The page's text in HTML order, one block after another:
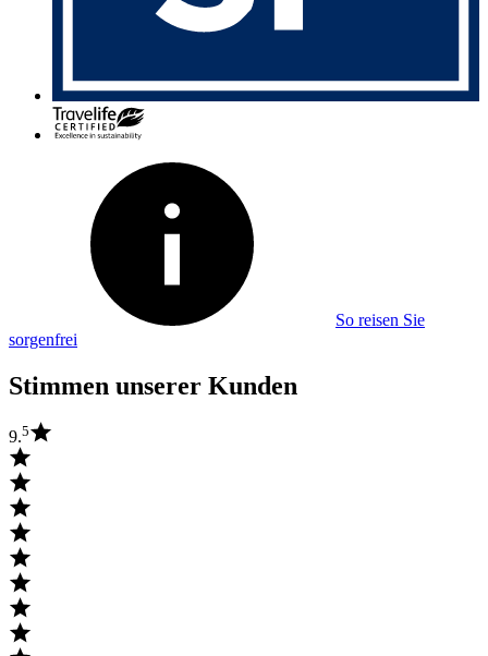
So reisen Sie
sorgenfrei
Stimmen unserer Kunden
9.5